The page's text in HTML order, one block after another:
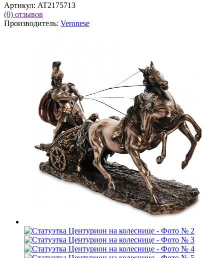
Артикул: AT2175713
(0) отзывов
Производитель: Veronese